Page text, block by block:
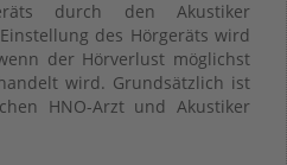
durch den Akustiker
des Hörgeräts wird
der Hörverlust möglichst
wird. Grundsätzlich ist
HNO-Arzt und Akustiker